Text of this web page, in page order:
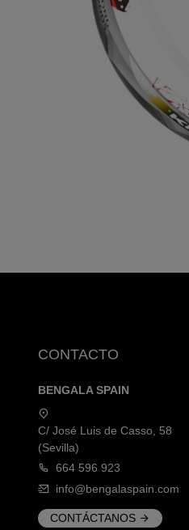
CONTACTO
BENGALA SPAIN
C/ José Luis de Casso, 58
(Sevilla)
664 596 923
info@bengalaspain.com
CONTÁCTANOS